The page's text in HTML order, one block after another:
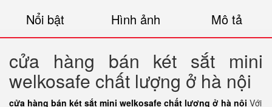
Nổi bật Hình ảnh Mô tả
cửa hàng bán két sắt mini
welkosafe chất lượng ở hà nội
cửa hàng bán két sắt mini welkosafe chất lượng ở hà nội Với